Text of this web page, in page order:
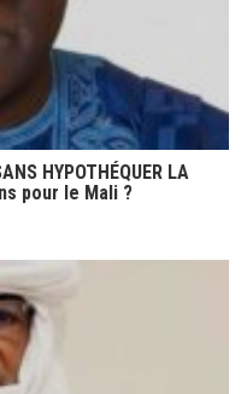
HYPOTHÉQUER LA
pour le Mali ?